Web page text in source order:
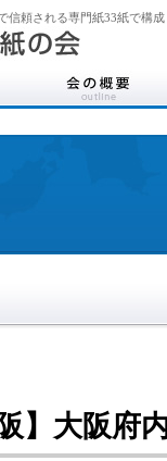
信頼される専門紙33紙で構成
阪】大阪